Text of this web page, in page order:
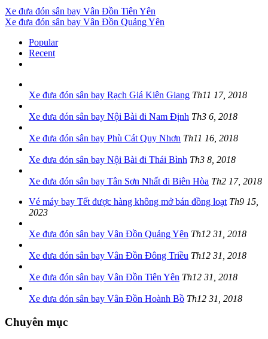
Xe đưa đón sân bay Vân Đồn Tiên Yên
Xe đưa đón sân bay Vân Đồn Quảng Yên
Popular
Recent
Xe đưa đón sân bay Rạch Giá Kiên Giang Th11 17, 2018
Xe đưa đón sân bay Nội Bài đi Nam Định Th3 6, 2018
Xe đưa đón sân bay Phù Cát Quy Nhơn Th11 16, 2018
Xe đưa đón sân bay Nội Bài đi Thái Bình Th3 8, 2018
Xe đưa đón sân bay Tân Sơn Nhất đi Biên Hòa Th2 17, 2018
Vé máy bay Tết được hàng không mở bán đồng loạt Th9 15,
2023
Xe đưa đón sân bay Vân Đồn Quảng Yên Th12 31, 2018
Xe đưa đón sân bay Vân Đồn Đông Triều Th12 31, 2018
Xe đưa đón sân bay Vân Đồn Tiên Yên Th12 31, 2018
Xe đưa đón sân bay Vân Đồn Hoành Bồ Th12 31, 2018
Chuyên mục